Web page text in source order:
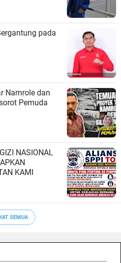
pada
Namrole dan
Pemuda
NASIONAL
KAMI
SEMUA